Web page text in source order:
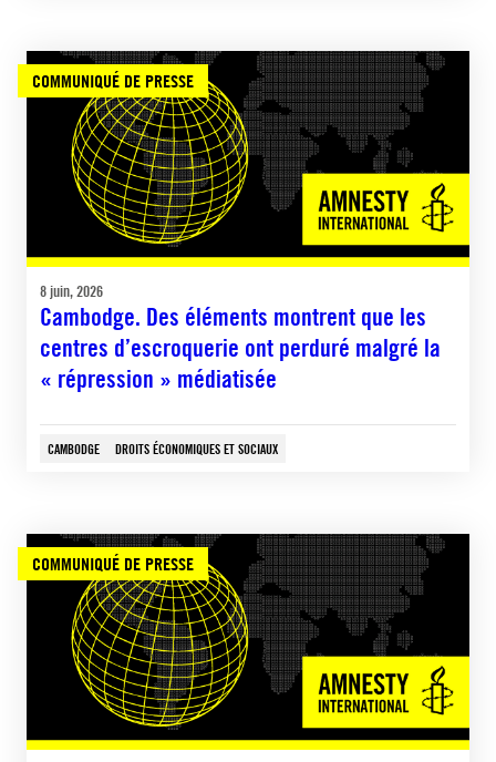
COMMUNIQUÉ DE PRESSE
8 juin, 2026
Cambodge. Des éléments montrent que les
centres d’escroquerie ont perduré malgré la
« répression » médiatisée
CAMBODGE DROITS ÉCONOMIQUES ET SOCIAUX
COMMUNIQUÉ DE PRESSE